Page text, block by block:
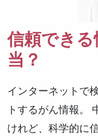
信頼でき
当？
インターネットで
トするがん情報。
けれど、科学的に